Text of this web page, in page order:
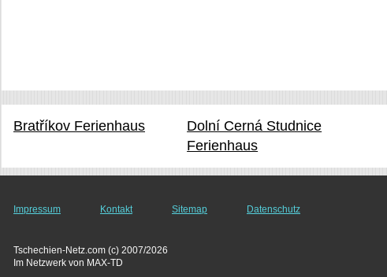
Bratříkov Ferienhaus
Dolní Cerná Studnice
Ferienhaus
Impressum Kontakt Sitemap Datenschutz
Tschechien-Netz.com (c) 2007/2026
Im Netzwerk von MAX-TD